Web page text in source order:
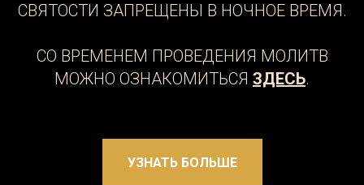
СВЯТОСТИ ЗАПРЕЩЕНЫ В НОЧНОЕ ВРЕМЯ.
СО ВРЕМЕНЕМ ПРОВЕДЕНИЯ МОЛИТВ
МОЖНО ОЗНАКОМИТЬСЯ ЗДЕСЬ.
УЗНАТЬ БОЛЬШЕ